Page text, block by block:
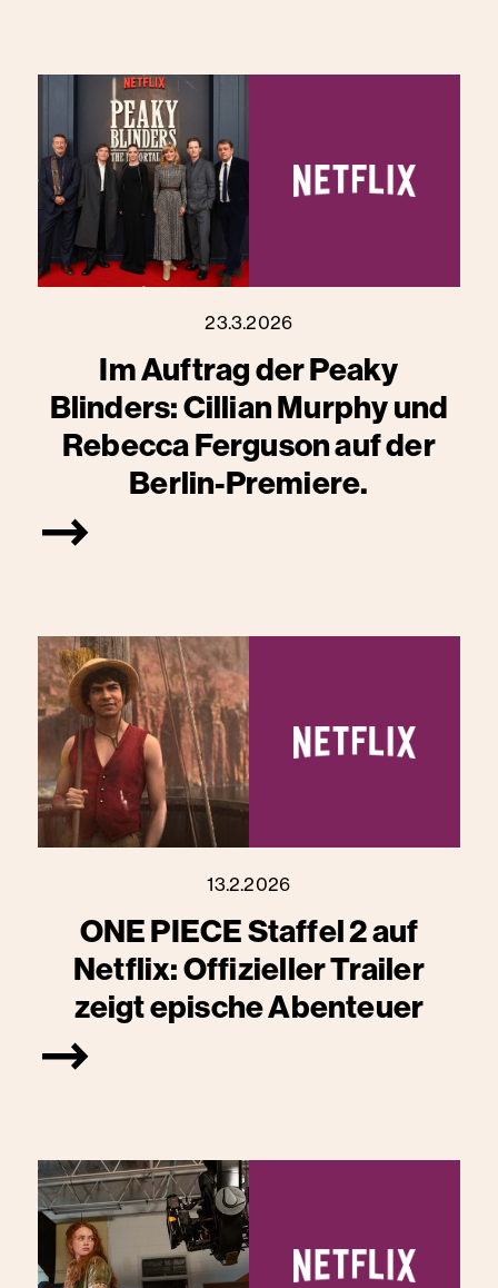
23.3.2026
Im Auftrag der Peaky
Blinders: Cillian Murphy und
Rebecca Ferguson auf der
Berlin-Premiere.
13.2.2026
ONE PIECE Staffel 2 auf
Netflix: Offizieller Trailer
zeigt epische Abenteuer